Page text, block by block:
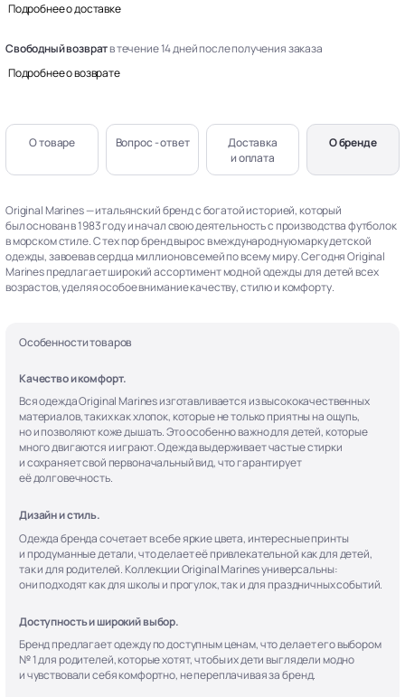
Подробнее о доставке
Свободный возвратв течение 14 дней после получения заказа
Подробнее о возврате
О товаре Вопрос - ответ
Доставка
и оплата
О бренде
Original Marines — итальянский бренд с богатой историей, который
был основан в 1983 году и начал свою деятельность с производства футболок
в морском стиле. С тех пор бренд вырос в международную марку детской
одежды, завоевав сердца миллионов семей по всему миру. Сегодня Original
Marines предлагает широкий ассортимент модной одежды для детей всех
возрастов, уделяя особое внимание качеству, стилю и комфорту.
Особенности товаров
Качество и комфорт.
Вся одежда Original Marines изготавливается из высококачественных
материалов, таких как хлопок, которые не только приятны на ощупь,
но и позволяют коже дышать. Это особенно важно для детей, которые
много двигаются и играют. Одежда выдерживает частые стирки
и сохраняет свой первоначальный вид, что гарантирует
её долговечность.
Дизайн и стиль.
Одежда бренда сочетает в себе яркие цвета, интересные принты
и продуманные детали, что делает её привлекательной как для детей,
так и для родителей. Коллекции Original Marines универсальны:
они подходят как для школы и прогулок, так и для праздничных событий.
Доступность и широкий выбор.
Бренд предлагает одежду по доступным ценам, что делает его выбором
№ 1 для родителей, которые хотят, чтобы их дети выглядели модно
и чувствовали себя комфортно, не переплачивая за бренд.